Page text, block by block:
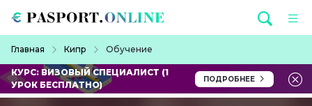
Главная Кипр Обучение
КУРС: ВИЗОВЫЙ СПЕЦИАЛИСТ (1
УРОК БЕСПЛАТНО)
ПОДРОБНЕЕ